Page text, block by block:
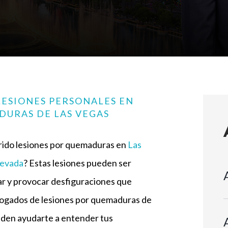
PERSONALES EN
DE LAS VEGAS
lesiones por quemaduras en Las
? Estas lesiones pueden ser
y provocar desfiguraciones que
de lesiones por quemaduras de
ayudarte a entender tus